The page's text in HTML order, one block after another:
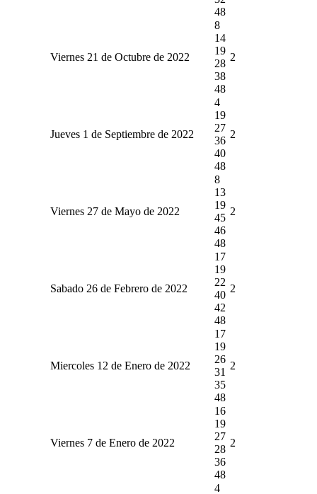
48
Viernes 21 de Octubre de 2022
8
14
19
28
38
48
2
Jueves 1 de Septiembre de 2022
4
19
27
36
40
48
2
Viernes 27 de Mayo de 2022
8
13
19
45
46
48
2
Sabado 26 de Febrero de 2022
17
19
22
40
42
48
2
Miercoles 12 de Enero de 2022
17
19
26
31
35
48
2
Viernes 7 de Enero de 2022
16
19
27
28
36
48
2
4